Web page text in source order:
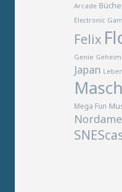
Arcade
Electronic
Felix
Genie
Japan Leben
Mega Fun